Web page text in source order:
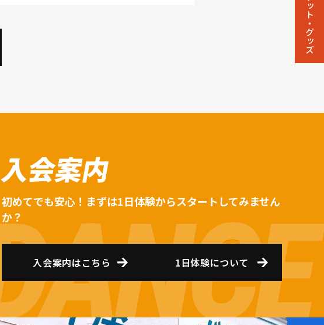
チケット・グッズ
入会案内
初めてでも安心！まずは1日体験からスタートしてみません
か？
入会案内はこちら 1日体験について